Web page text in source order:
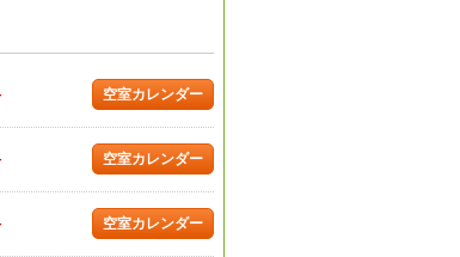
空室カレンダー
空室カレンダー
空室カレンダー